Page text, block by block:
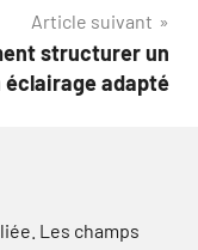
Article suivant
structurer un
éclairage adapté
Les champs